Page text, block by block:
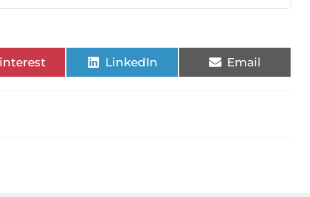
LinkedIn Email